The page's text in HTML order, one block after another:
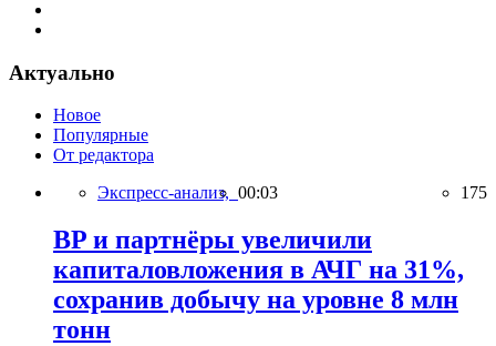
Актуально
Новое
Популярные
От редактора
Экспресс-анализ, 00:03 175
BP и партнёры увеличили
капиталовложения в АЧГ на 31%,
сохранив добычу на уровне 8 млн
тонн